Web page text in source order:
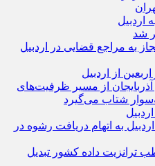
شد
از مسیر ظرفیت‌های
شتاب می‌گیرد
به اتهام دریافت رشوه در
ترانزیت داده کشور تبدیل